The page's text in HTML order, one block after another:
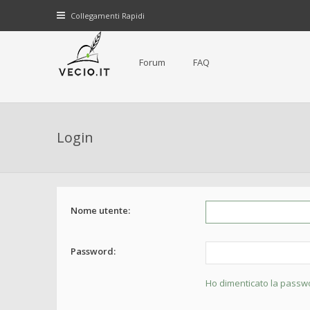
Collegamenti Rapidi
Forum FAQ
Login
Nome utente:
Password:
Ho dimenticato la